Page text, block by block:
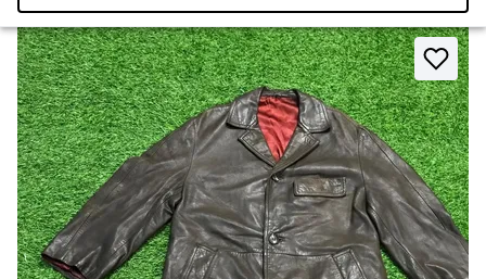
Home > Trenchcoat > Trench-coats de style Burberry